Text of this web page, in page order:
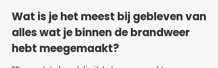
Wat is je het meest bij gebleven van
alles wat je binnen de brandweer
hebt meegemaakt?